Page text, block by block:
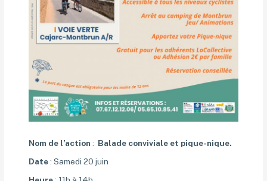
Nom de l’action : Balade conviviale et pique-nique.
Date: Samedi 20 juin